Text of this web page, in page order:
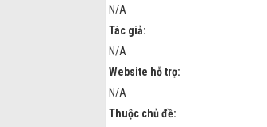
N/A
Tác giả:
N/A
Website hỗ trợ:
N/A
Thuộc chủ đề: